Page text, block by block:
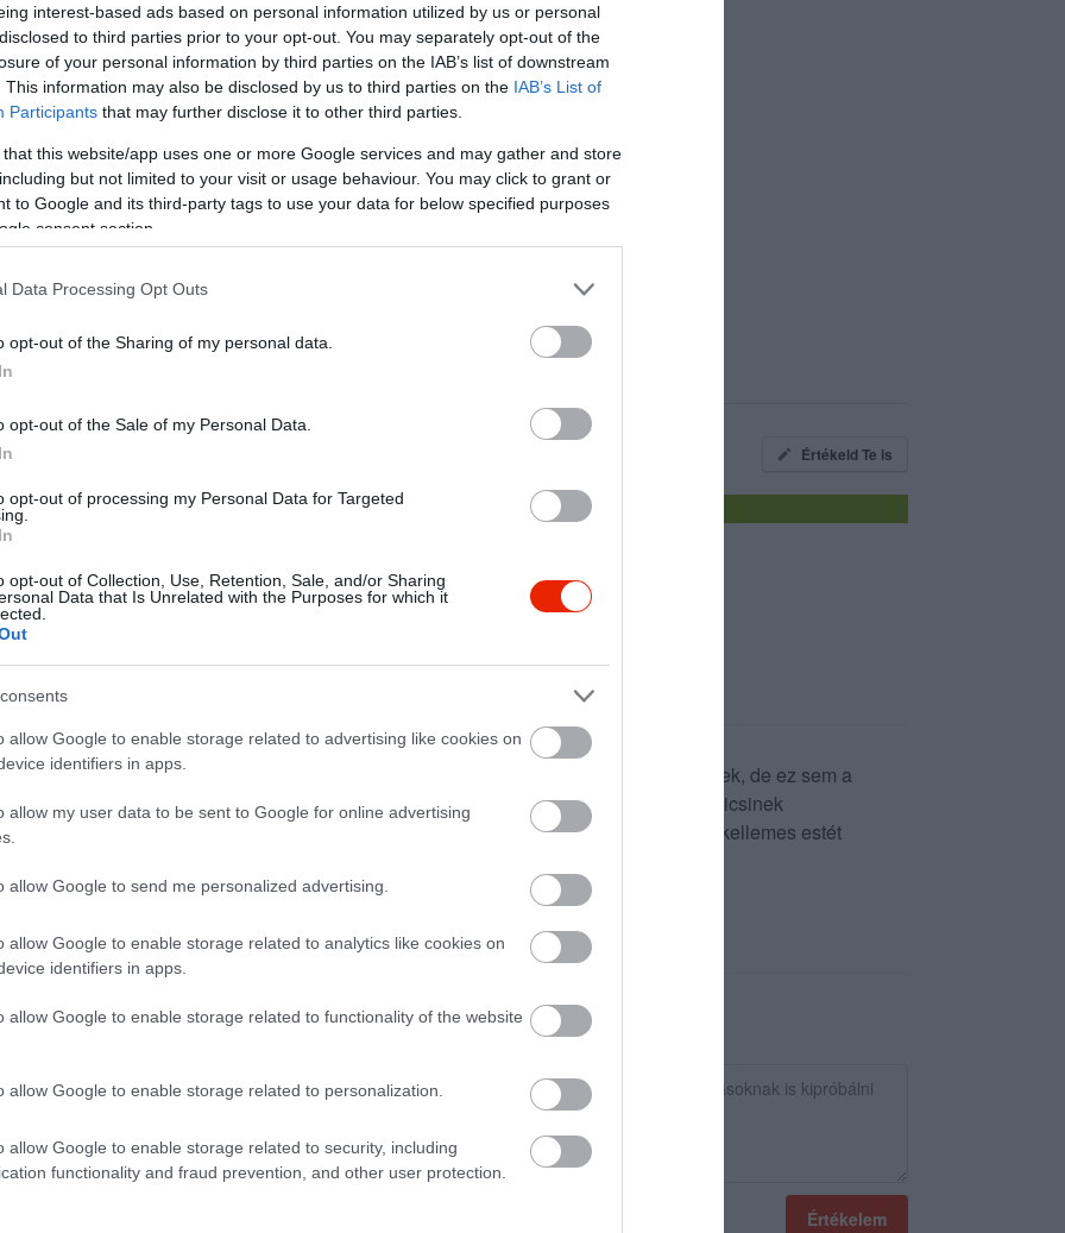
interest-based ads based on personal information utilized by us or personal
to third parties prior to your opt-out. You may separately opt-out of the
of your personal information by third parties on the IAB’s list of downstream
This information may also be disclosed by us to third parties on the IAB’s List of
Participants that may further disclose it to other third parties.
that this website/app uses one or more Google services and may gather and store
but not limited to your visit or usage behaviour. You may click to grant or
to Google and its third-party tags to use your data for below specified purposes
consent section.
Data Processing Opt Outs
opt-out of the Sharing of my personal data.
opt-out of the Sale of my Personal Data.
opt-out of processing my Personal Data for Targeted
opt-out of Collection, Use, Retention, Sale, and/or Sharing
Data that Is Unrelated with the Purposes for which it
allow Google to enable storage related to advertising like cookies on
identifiers in apps.
allow my user data to be sent to Google for online advertising
allow Google to send me personalized advertising.
allow Google to enable storage related to analytics like cookies on
identifiers in apps.
allow Google to enable storage related to functionality of the website
allow Google to enable storage related to personalization.
allow Google to enable storage related to security, including
functionality and fraud prevention, and other user protection.
Értékeld Te is
késő esti vacsorára tértünk be a Barabás Étterembe. Mi voltunk az egyedüli vendégek, de ez sem a
ételek minőségén nem érződött. Nagyon udvarias, gyermekbarát volt a pincér, a két kicsinek
ami a kényelmes vacsorázáshoz kellett. Az adagok nagyok, az ételek finomak voltak, kellemes estét
Értékelem